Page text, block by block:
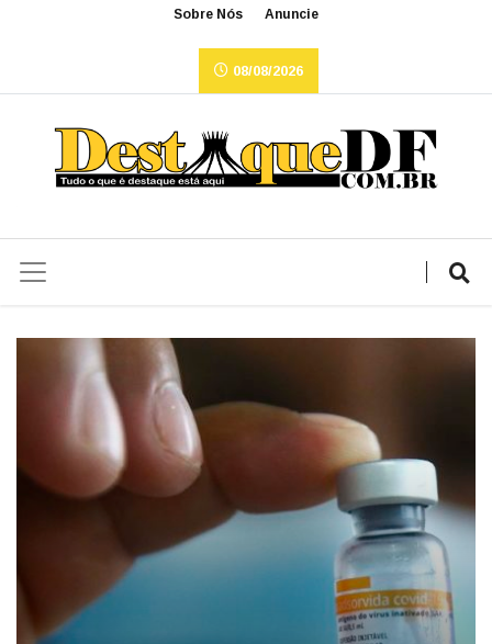
Sobre Nós Anuncie
08/08/2026